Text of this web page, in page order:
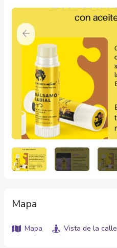
Mapa
Mapa Vista de la calle